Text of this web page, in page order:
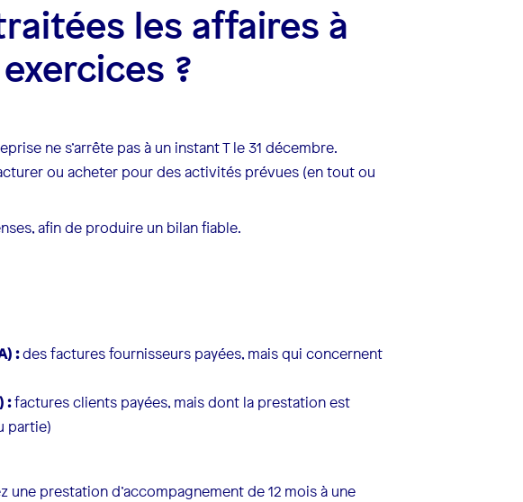
les affaires à
?
ne s’arrête pas à un instant T le 31 décembre.
ou acheter pour des activités prévues (en tout ou
afin de produire un bilan fiable.
:des factures fournisseurs payées, mais qui concernent
:factures clients payées, mais dont la prestation est
partie)
prestation d’accompagnement de 12 mois à une